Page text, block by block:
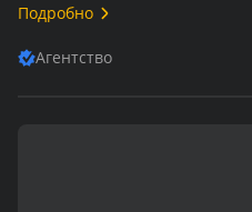
Подробно
Агентство